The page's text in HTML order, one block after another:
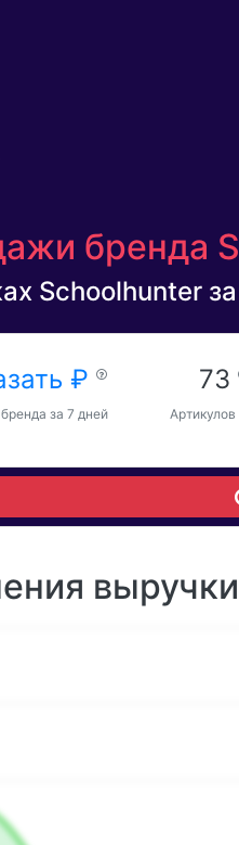
бренда
Schoolhunter
₽
за 7 дней
73
Артикулов